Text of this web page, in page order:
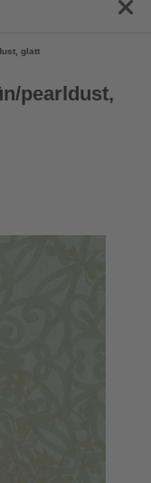
glatt
pearldust,